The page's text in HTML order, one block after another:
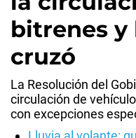
bitrenes y
cruzó
La Resolución del
circulación de
con excepciones